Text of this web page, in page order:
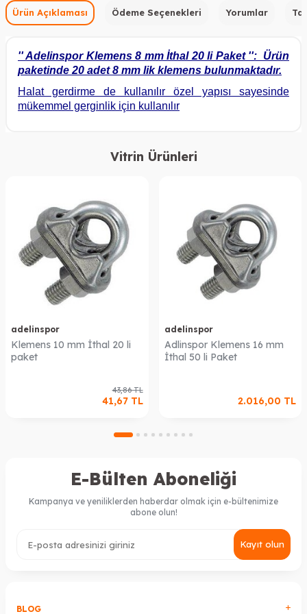
Ürün Açıklaması Ödeme Seçenekleri Yorumlar
'' Adelinspor Klemens 8 mm İthal 20 li Paket '': Ürün
paketinde 20 adet 8 mm lik klemens bulunmaktadır.
Halat gerdirme de kullanılır özel yapısı sayesinde
mükemmel gerginlik için kullanılır
Vitrin Ürünleri
adelinspor
Klemens 10 mm İthal 20 li
paket
43,86TL
41,67TL
adelinspor
Adlinspor Klemens 16 mm
İthal 50 li Paket
2.016,00 TL
E-Bülten Aboneliği
Kampanya ve yeniliklerden haberdar olmak için e-bültenimize
abone olun!
Kayıt olun
BLOG